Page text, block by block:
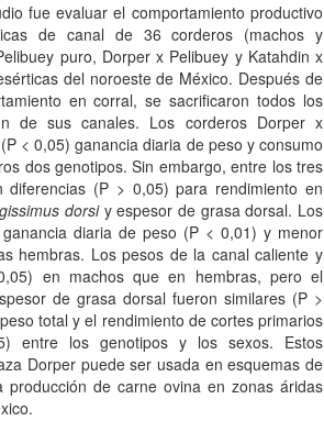
fue evaluar el comportamiento productivo
de canal de 36 corderos (machos y
puro, Dorper x Pelibuey y Katahdin x
del noroeste de México. Después de
en corral, se sacrificaron todos los
de sus canales. Los corderos Dorper x
< 0,05) ganancia diaria de peso y consumo
dos genotipos. Sin embargo, entre los tres
diferencias (P > 0,05) para rendimiento en
dorsi y espesor de grasa dorsal. Los
diaria de peso (P < 0,01) y menor
hembras. Los pesos de la canal caliente y
en machos que en hembras, pero el
de grasa dorsal fueron similares (P >
total y el rendimiento de cortes primarios
entre los genotipos y los sexos. Estos
Dorper puede ser usada en esquemas de
producción de carne ovina en zonas áridas